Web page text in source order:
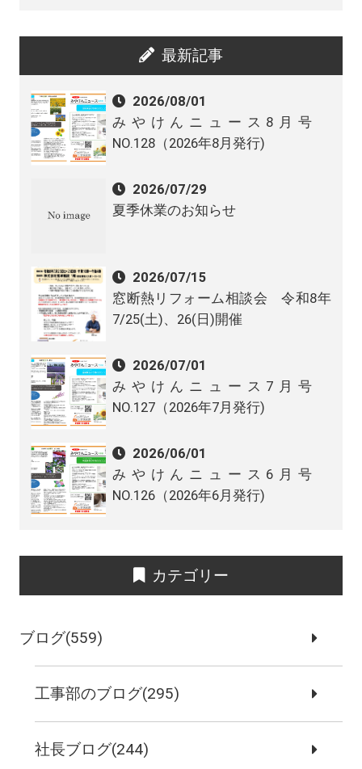
最新記事
2026/08/01
みやけんニュース8月号
NO.128（2026年8月発行)
2026/07/29
夏季休業のお知らせ
2026/07/15
窓断熱リフォーム相談会 令和8年
7/25(土)、26(日)開催
2026/07/01
みやけんニュース7月号
NO.127（2026年7月発行)
2026/06/01
みやけんニュース6月号
NO.126（2026年6月発行)
カテゴリー
ブログ(559)
工事部のブログ(295)
社長ブログ(244)